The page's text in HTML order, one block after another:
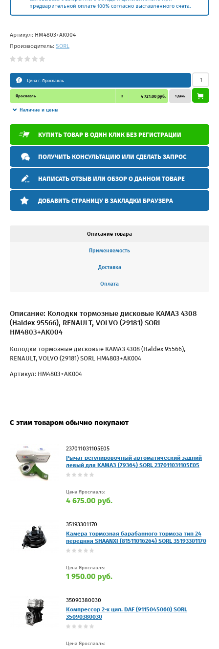
предварительной оплате 100% согласно выставленного счета.
Артикул: HM4803+AK004
Производитель: SORL
Цена г. Ярославль
Ярославль 3 4 721.00 руб.
Наличие и цены
1 день
КУПИТЬ ТОВАР В ОДИН КЛИК БЕЗ РЕГИСТРАЦИИ
ПОЛУЧИТЬ КОНСУЛЬТАЦИЮ ИЛИ СДЕЛАТЬ ЗАПРОС
НАПИСАТЬ ОТЗЫВ ИЛИ ОБЗОР О ДАННОМ ТОВАРЕ
ДОБАВИТЬ СТРАНИЦУ В ЗАКЛАДКИ БРАУЗЕРА
Описание товара
Применяемость
Доставка
Оплата
Описание: Колодки тормозные дисковые КАМАЗ 4308
(Haldex 95566), RENAULT, VOLVO (29181) SORL
HM4803+AK004
Колодки тормозные дисковые КАМАЗ 4308 (Haldex 95566),
RENAULT, VOLVO (29181) SORL HM4803+AK004
Артикул: HM4803+AK004
С этим товаром обычно покупают
237011031105E05
Рычаг регулировочный автоматический задний
левый для КАМАЗ (79364) SORL 237011031105E05
Цена Ярославль:
4 675.00 руб.
35193301170
Камера тормозная барабанного тормоза тип 24
передняя SHAANXI (81511016264) SORL 35193301170
Цена Ярославль:
1 950.00 руб.
35090380030
Компрессор 2-х цил. DAF (9115045060) SORL
35090380030
Цена Ярославль: